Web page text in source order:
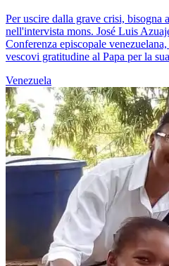
Per uscire dalla grave crisi, bisogna
nell'intervista mons. José Luis
Conferenza episcopale
vescovi gratitudine al Papa per la
Venezuela